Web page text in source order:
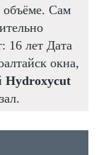
объёме. Сам
16 лет Дата
окна,
Hydroxycut